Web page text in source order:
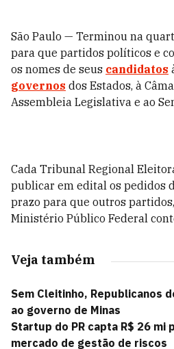
São Paulo — Terminou na
para que partidos políticos e
os nomes de seus candidatos
governos dos Estados, à
Assembleia Legislativa e ao
Cada Tribunal Regional
publicar em edital os pedidos
prazo para que outros
Ministério Público Federal
Veja também
Sem Cleitinho, Republicanos
ao governo de Minas
Startup do PR capta R$ 26 mi
mercado de gestão de riscos